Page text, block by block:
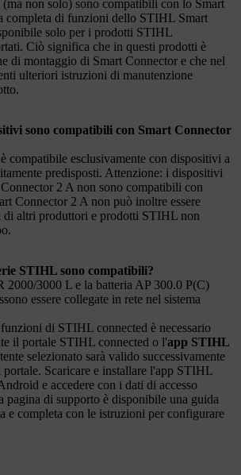
non solo) sono compatibili con lo Smart
completa di funzioni dello STIHL Smart
solo per i prodotti STIHL
Ciò significa che in questi prodotti è
di montaggio di Smart Connector e che nel
ulteriori istruzioni di manutenzione
sono compatibili con Smart Connector
compatibile esclusivamente con dispositivi a
predisposti. Attenzione: i dispositivi
2 A non sono compatibili con
Connector 2 A non può inoltre essere
di altri produttori e prodotti STIHL non
STIHL sono compatibili?
2000/3000 L e la batteria AP 300.0 P(C)
essere collegate in rete nel sistema
di STIHL connected è necessario
il portale STIHL connected o l'app STIHL
selezionato sarà valido successivamente
Scaricare e installare l'app STIHL
e accedere con i dati di accesso
pagina di supporto è disponibile una guida
e completa con le istruzioni per configurare